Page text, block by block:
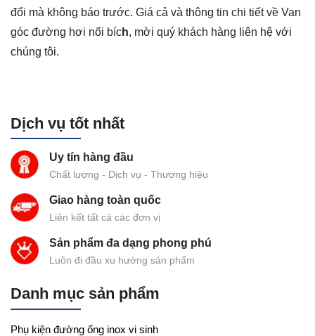
đổi mà không báo trước. Giá cả và thông tin chi tiết về Van
góc đường hơi nối bích, mời quý khách hàng liên hệ với
chúng tôi.
Dịch vụ tốt nhất
Uy tín hàng đầu
Chất lượng - Dịch vụ - Thương hiệu
Giao hàng toàn quốc
Liên kết tất cả các đơn vị
Sản phẩm đa dạng phong phú
Luôn đi đầu xu hướng sản phẩm
Danh mục sản phẩm
Phụ kiện đường ống inox vi sinh